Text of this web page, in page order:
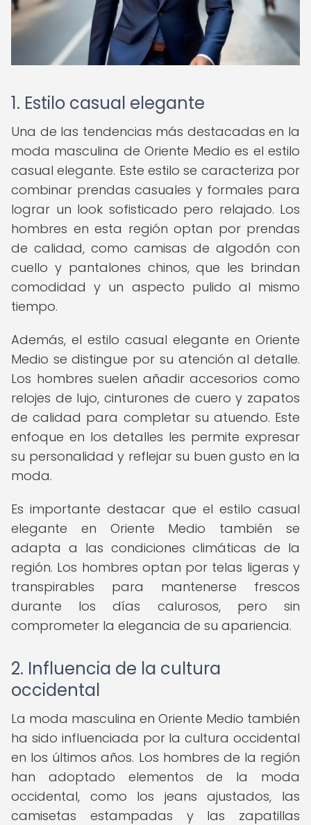
1. Estilo casual elegante
Una de las tendencias más destacadas en la
moda masculina de Oriente Medio es el estilo
casual elegante. Este estilo se caracteriza por
combinar prendas casuales y formales para
lograr un look sofisticado pero relajado. Los
hombres en esta región optan por prendas
de calidad, como camisas de algodón con
cuello y pantalones chinos, que les brindan
comodidad y un aspecto pulido al mismo
tiempo.
Además, el estilo casual elegante en Oriente
Medio se distingue por su atención al detalle.
Los hombres suelen añadir accesorios como
relojes de lujo, cinturones de cuero y zapatos
de calidad para completar su atuendo. Este
enfoque en los detalles les permite expresar
su personalidad y reflejar su buen gusto en la
moda.
Es importante destacar que el estilo casual
elegante en Oriente Medio también se
adapta a las condiciones climáticas de la
región. Los hombres optan por telas ligeras y
transpirables para mantenerse frescos
durante los días calurosos, pero sin
comprometer la elegancia de su apariencia.
2. Influencia de la cultura
occidental
La moda masculina en Oriente Medio también
ha sido influenciada por la cultura occidental
en los últimos años. Los hombres de la región
han adoptado elementos de la moda
occidental, como los jeans ajustados, las
camisetas estampadas y las zapatillas